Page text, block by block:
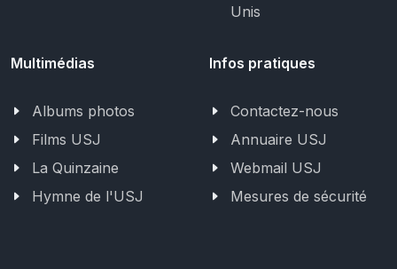
Unis
Multimédias
Albums photos
Films USJ
La Quinzaine
Hymne de l'USJ
Infos pratiques
Contactez-nous
Annuaire USJ
Webmail USJ
Mesures de sécurité